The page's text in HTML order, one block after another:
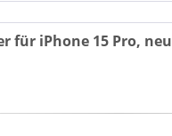
für iPhone 15 Pro, neu